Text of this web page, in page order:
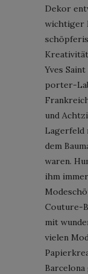
Dekor
wichtiger
Yves
porter-
und
Lagerfeld
dem
waren.
ihm
Couture-
mit
vielen